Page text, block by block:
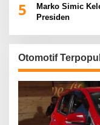
5
Marko Simic
Presiden
Otomotif